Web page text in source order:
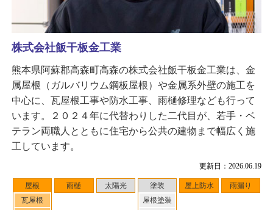
更新日：2026.06.19
屋根
瓦屋根
雨樋 太陽光
塗装
屋根塗装
屋上防水 雨漏り
株式会社飯干板金工業
熊本県阿蘇郡高森町高森の株式会社飯干板金工業は、金
属屋根（ガルバリウム鋼板屋根）や金属系外壁の施工を
中心に、瓦屋根工事や防水工事、雨樋修理なども行って
います。２０２４年に代替わりした二代目が、若手・ベ
テラン両職人とともに住宅から公共の建物まで幅広く施
工しています。